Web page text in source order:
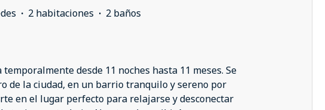
· 2 habitaciones · 2 baños
desde 11 noches hasta 11 meses. Se
de la ciudad, en un barrio tranquilo y sereno por
en el lugar perfecto para relajarse y desconectar